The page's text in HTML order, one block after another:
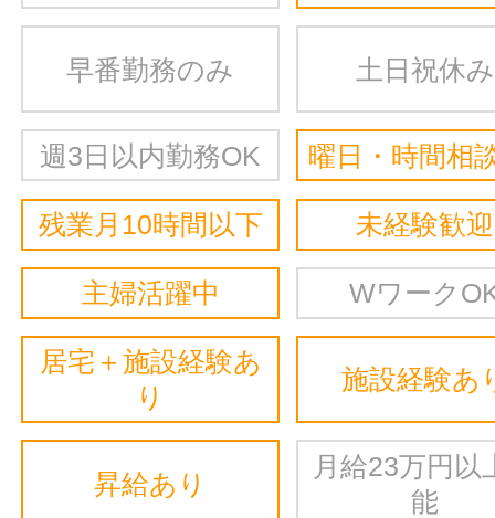
早番勤務のみ 土日祝休み
週3日以内勤務OK 曜日・時間相
残業月10時間以下 未経験歓迎
主婦活躍中 Wワーク
居宅＋施設経験あ
り
施設経験あ
昇給あり
月給23万円以
能